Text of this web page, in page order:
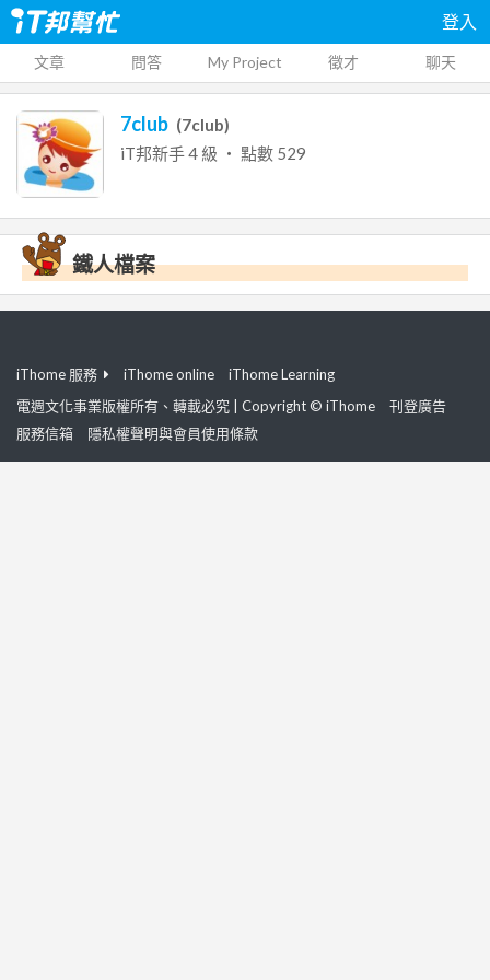
登入
文章 問答 My Project 徵才 聊天
7club (7club)
iT邦新手4 級 ‧ 點數 529
鐵人檔案
iThome 服務 iThome online
iThome Learning
電週文化事業版權所有、轉載必究 | Copyright © iThome
刊登廣告
服務信箱
隱私權聲明與會員使用條款